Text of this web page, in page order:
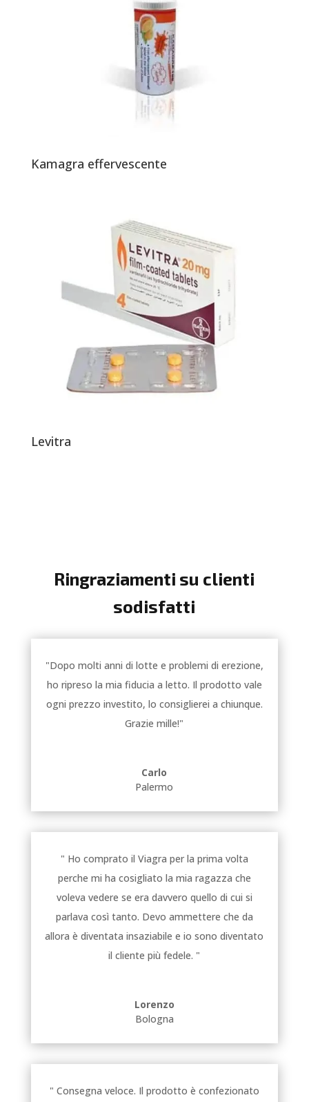
Kamagra effervescente
Levitra
Ringraziamenti su clienti
sodisfatti
"Dopo molti anni di lotte e problemi di erezione,
ho ripreso la mia fiducia a letto. Il prodotto vale
ogni prezzo investito, lo consiglierei a chiunque.
Grazie mille!"
Carlo
Palermo
" Ho comprato il Viagra per la prima volta
perche mi ha cosigliato la mia ragazza che
voleva vedere se era davvero quello di cui si
parlava così tanto. Devo ammettere che da
allora è diventata insaziabile e io sono diventato
il cliente più fedele. "
Lorenzo
Bologna
" Consegna veloce. Il prodotto è confezionato